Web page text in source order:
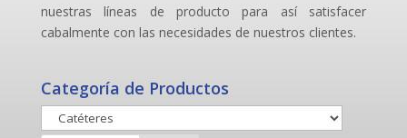
nuestras líneas de producto para así satisfacer
cabalmente con las necesidades de nuestros clientes.
Categoría de Productos